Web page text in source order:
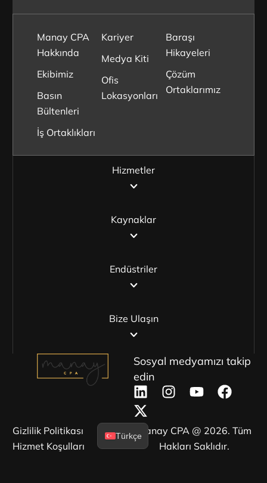
Hizmetler
Kaynaklar
Endüstriler
Bize Ulaşın
Manay CPA
Hakkında
Ekibimiz
Basın
Bültenleri
İş Ortaklıkları
Kariyer
Medya Kiti
Ofis
Lokasyonları
Baraşı
Hikayeleri
Çözüm
Ortaklarımız
Sosyal medyamızı takip
edin
Manay CPA @ 2026. Tüm
Hakları Saklıdır.
Gizlilik Politikası
Hizmet Koşulları
Türkçe